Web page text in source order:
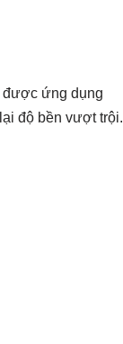
được ứng dụng
độ bền vượt trội.